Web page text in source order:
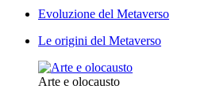
Evoluzione del Metaverso
Le origini del Metaverso
Arte e olocausto